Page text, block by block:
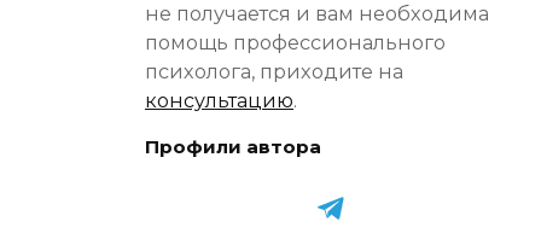
не получается и вам необходима
помощь профессионального
психолога, приходите на
консультацию.
Профили автора